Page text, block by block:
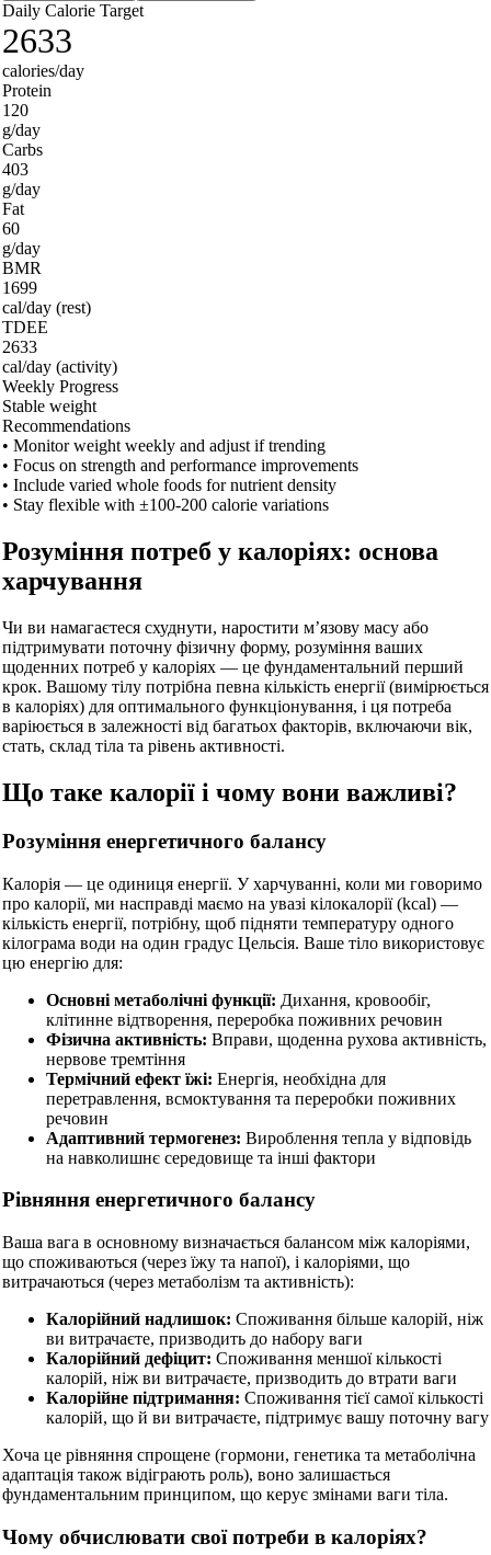
Daily Calorie Target
2633
calories/day
Protein
120
g/day
Carbs
403
g/day
Fat
60
g/day
BMR
1699
cal/day (rest)
TDEE
2633
cal/day (activity)
Weekly Progress
Stable weight
Recommendations
• Monitor weight weekly and adjust if trending
• Focus on strength and performance improvements
• Include varied whole foods for nutrient density
• Stay flexible with ±100-200 calorie variations
Розуміння потреб у калоріях: основа
харчування
Чи ви намагаєтеся схуднути, наростити м’язову масу або
підтримувати поточну фізичну форму, розуміння ваших
щоденних потреб у калоріях — це фундаментальний перший
крок. Вашому тілу потрібна певна кількість енергії (вимірюється
в калоріях) для оптимального функціонування, і ця потреба
варіюється в залежності від багатьох факторів, включаючи вік,
стать, склад тіла та рівень активності.
Що таке калорії і чому вони важливі?
Розуміння енергетичного балансу
Калорія — це одиниця енергії. У харчуванні, коли ми говоримо
про калорії, ми насправді маємо на увазі кілокалорії (kcal) —
кількість енергії, потрібну, щоб підняти температуру одного
кілограма води на один градус Цельсія. Ваше тіло використовує
цю енергію для:
Основні метаболічні функції: Дихання, кровообіг,
клітинне відтворення, переробка поживних речовин
Фізична активність: Вправи, щоденна рухова активність,
нервове тремтіння
Термічний ефект їжі: Енергія, необхідна для
перетравлення, всмоктування та переробки поживних
речовин
Адаптивний термогенез: Вироблення тепла у відповідь
на навколишнє середовище та інші фактори
Рівняння енергетичного балансу
Ваша вага в основному визначається балансом між калоріями,
що споживаються (через їжу та напої), і калоріями, що
витрачаються (через метаболізм та активність):
Калорійний надлишок: Споживання більше калорій, ніж
ви витрачаєте, призводить до набору ваги
Калорійний дефіцит: Споживання меншої кількості
калорій, ніж ви витрачаєте, призводить до втрати ваги
Калорійне підтримання: Споживання тієї самої кількості
калорій, що й ви витрачаєте, підтримує вашу поточну вагу
Хоча це рівняння спрощене (гормони, генетика та метаболічна
адаптація також відіграють роль), воно залишається
фундаментальним принципом, що керує змінами ваги тіла.
Чому обчислювати свої потреби в калоріях?